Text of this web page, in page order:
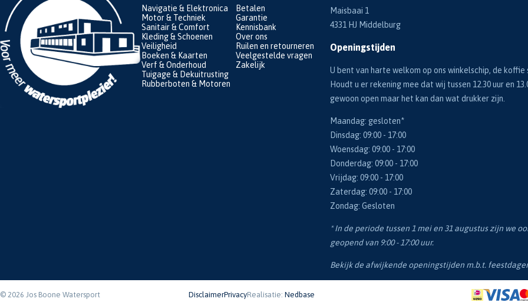
Navigatie & Elektronica
Motor & Techniek
Sanitair & Comfort
Kleding & Schoenen
Veiligheid
Boeken & Kaarten
Verf & Onderhoud
Tuigage & Dekuitrusting
Rubberboten & Motoren
Betalen
Garantie
Kennisbank
Over ons
Ruilen en retourneren
Veelgestelde vragen
Zakelijk
Maisbaai 1
4331 HJ Middelburg
Openingstijden
U bent van harte welkom op ons winkelschip, de
Houdt u er rekening mee dat wij tussen 12.30 uur en
gewoon open maar het kan dan wat drukker zijn.
Maandag: gesloten*
Dinsdag: 09:00 - 17:00
Woensdag: 09:00 - 17:00
Donderdag: 09:00 - 17:00
Vrijdag: 09:00 - 17:00
Zaterdag: 09:00 - 17:00
Zondag: Gesloten
* In de periode tussen 1 mei en 31 augustus zijn we
geopend van 9:00 - 17:00 uur.
Bekijk de afwijkende openingstijden m.b.t.
© 2026 Jos Boone Watersport DisclaimerPrivacyRealisatie: Nedbase